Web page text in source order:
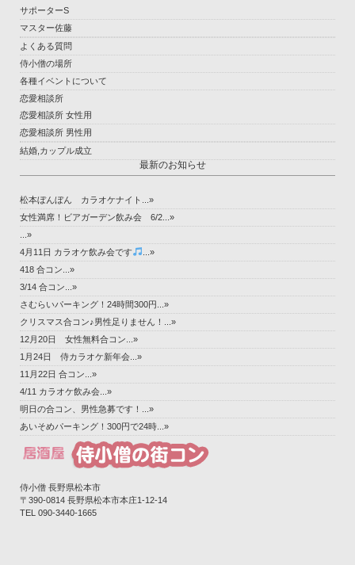
サポーターS
マスター佐藤
よくある質問
侍小僧の場所
各種イベントについて
恋愛相談所
恋愛相談所 女性用
恋愛相談所 男性用
結婚,カップル成立
最新のお知らせ
松本ぼんぼん カラオケナイト...»
女性満席！ビアガーデン飲み会 6/2...»
...»
4月11日 カラオケ飲み会です
...»
418 合コン...»
3/14 合コン...»
さむらいパーキング！24時間300円...»
クリスマス合コン♪男性足りません！...»
12月20日 女性無料合コン...»
1月24日 侍カラオケ新年会...»
11月22日 合コン...»
4/11 カラオケ飲み会...»
明日の合コン、男性急募です！...»
あいそめパーキング！300円で24時...»
侍小僧 長野県松本市
〒390-0814 長野県松本市本庄1-12-14‎
TEL 090-3440-1665